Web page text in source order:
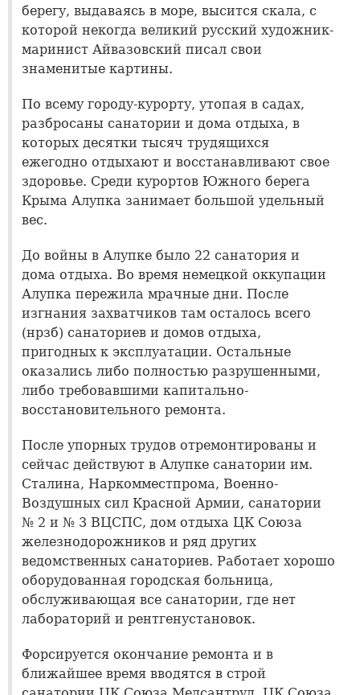
берегу, выдаваясь в море, высится скала, с
которой некогда великий русский художник-
маринист Айвазовский писал свои
знаменитые картины.
По всему городу-курорту, утопая в садах,
разбросаны санатории и дома отдыха, в
которых десятки тысяч трудящихся
ежегодно отдыхают и восстанавливают свое
здоровье. Среди курортов Южного берега
Крыма Алупка занимает большой удельный
вес.
До войны в Алупке было 22 санатория и
дома отдыха. Во время немецкой оккупации
Алупка пережила мрачные дни. После
изгнания захватчиков там осталось всего
(нрзб) санаториев и домов отдыха,
пригодных к эксплуатации. Остальные
оказались либо полностью разрушенными,
либо требовавшими капитально-
восстановительного ремонта.
После упорных трудов отремонтированы и
сейчас действуют в Алупке санатории им.
Сталина, Наркомместпрома, Военно-
Воздушных сил Красной Армии, санатории
№ 2 и № 3 ВЦСПС, дом отдыха ЦК Союза
железнодорожников и ряд других
ведомственных санаториев. Работает хорошо
оборудованная городская больница,
обслуживающая все санатории, где нет
лабораторий и рентгенустановок.
Форсируется окончание ремонта и в
ближайшее время вводятся в строй